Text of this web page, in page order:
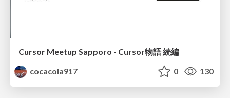
Cursor Meetup Sapporo - Cursor物語 続編
cocacola917
0 130